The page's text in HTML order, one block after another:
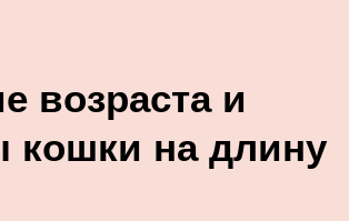
возраста и
кошки на длину